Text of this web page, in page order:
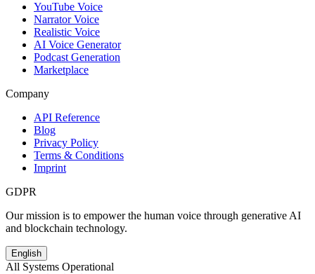
YouTube Voice
Narrator Voice
Realistic Voice
AI Voice Generator
Podcast Generation
Marketplace
Company
API Reference
Blog
Privacy Policy
Terms & Conditions
Imprint
GDPR
Our mission is to empower the human voice through generative AI
and blockchain technology.
English
All Systems Operational